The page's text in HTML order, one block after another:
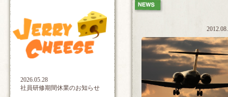
2026.05.28
社員研修期間休業のお知らせ